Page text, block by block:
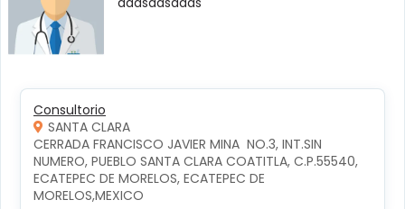
Consultorio
SANTA CLARA
CERRADA FRANCISCO JAVIER MINA  NO.3, INT.SIN
NUMERO, PUEBLO SANTA CLARA COATITLA, C.P.55540,
ECATEPEC DE MORELOS, ECATEPEC DE
MORELOS,MEXICO